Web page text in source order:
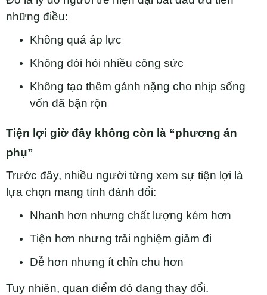
những điều:
Không quá áp lực
Không đòi hỏi nhiều công sức
Không tạo thêm gánh nặng cho nhịp sống
vốn đã bận rộn
Tiện lợi giờ đây không còn là “phương án
phụ”
Trước đây, nhiều người từng xem sự tiện lợi là
lựa chọn mang tính đánh đổi:
Nhanh hơn nhưng chất lượng kém hơn
Tiện hơn nhưng trải nghiệm giảm đi
Dễ hơn nhưng ít chỉn chu hơn
Tuy nhiên, quan điểm đó đang thay đổi.